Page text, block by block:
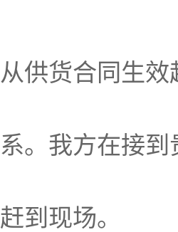
从供货合同生
系。我方在接
赶到现场。